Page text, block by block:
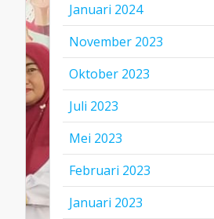
Januari 2024
November 2023
Oktober 2023
Juli 2023
Mei 2023
Februari 2023
Januari 2023